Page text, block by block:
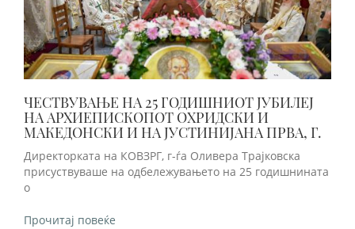
ЧЕСТВУВАЊЕ НА 25 ГОДИШНИОТ ЈУБИЛЕЈ
НА АРХИЕПИСКОПОТ ОХРИДСКИ И
МАКЕДОНСКИ И НА ЈУСТИНИЈАНА ПРВА, Г.
Директорката на КОВЗРГ, г-ѓа Оливера Трајковска
присуствуваше на одбележувањето на 25 годишнината
о
Прочитај повеќе